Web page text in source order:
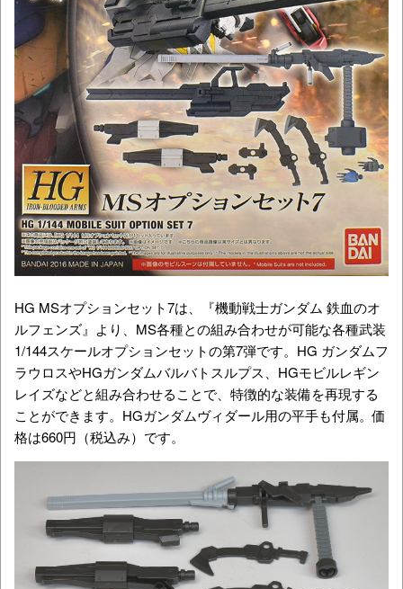
HG MSオプションセット7は、『機動戦士ガンダム 鉄血のオ
ルフェンズ』より、MS各種との組み合わせが可能な各種武装
1/144スケールオプションセットの第7弾です。HG ガンダムフ
ラウロスやHGガンダムバルバトスルプス、HGモビルレギン
レイズなどと組み合わせることで、特徴的な装備を再現する
ことができます。HGガンダムヴィダール用の平手も付属。価
格は660円（税込み）です。